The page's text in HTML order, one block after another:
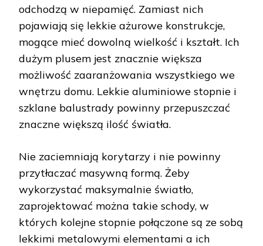
odchodzą w niepamięć. Zamiast nich
pojawiają się lekkie ażurowe konstrukcje,
mogące mieć dowolną wielkość i kształt. Ich
dużym plusem jest znacznie większa
możliwość zaaranżowania wszystkiego we
wnętrzu domu. Lekkie aluminiowe stopnie i
szklane balustrady powinny przepuszczać
znaczne większą ilość światła.
Nie zaciemniają korytarzy i nie powinny
przytłaczać masywną formą. Żeby
wykorzystać maksymalnie światło,
zaprojektować można takie schody, w
których kolejne stopnie połączone są ze sobą
lekkimi metalowymi elementami a ich